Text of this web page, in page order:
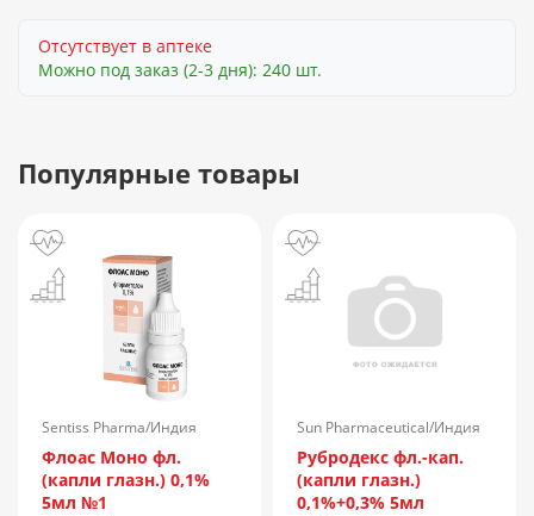
Отсутствует в аптеке
Можно под заказ (2-3 дня): 240 шт.
Популярные товары
Sentiss Pharma/Индия
Флоас Моно фл.
(капли глазн.) 0,1%
5мл №1
Sun Pharmaceutical/Индия
Рубродекс фл.-кап.
(капли глазн.)
0,1%+0,3% 5мл